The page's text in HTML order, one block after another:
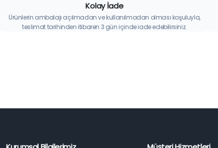
Kolay İade
Ürünlerin ambalajı açılmadan ve kullanılmadan olması koşuluyla,
teslimat tarihinden itibaren 3 gün içinde iade edebilirsiniz.